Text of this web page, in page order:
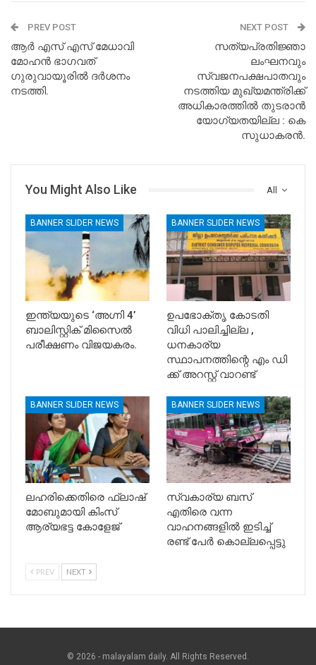
PREV POST
ആർ എസ് എസ് മേധാവി
മോഹൻ ഭാഗവത്
ഗുരുവായൂരിൽ ദർശനം
നടത്തി.
NEXT POST
സത്യപ്രതിജ്ഞാ
ലംഘനവും
സ്വജനപക്ഷപാതവും
നടത്തിയ മുഖ്യമന്ത്രിക്ക്
അധികാരത്തില്‍ തുടരാന്‍
യോഗ്യതയില്ല : കെ
സുധാകരന്‍.
All
You Might Also Like
BANNER SLIDER NEWS
ഇന്ത്യയുടെ ‘അഗ്നി 4’
ബാലിസ്റ്റിക് മിസൈൽ
പരീക്ഷണം വിജയകരം.
BANNER SLIDER NEWS
ഉപഭോക്തൃ കോടതി
വിധി പാലിച്ചില്ല ,
ധനകാര്യ
സ്ഥാപനത്തിന്റെ എം ഡി
ക്ക് അറസ്റ്റ് വാറണ്ട്
BANNER SLIDER NEWS
ലഹരിക്കെതിരെ ഫ്ലാഷ്
മോബുമായി കിംസ്
ആര്യഭട്ട കോളേജ്
BANNER SLIDER NEWS
സ്വകാര്യ ബസ്
എതിരെ വന്ന
വാഹനങ്ങളിൽ ഇടിച്ച്
രണ്ട് പേർ കൊല്ലപ്പെട്ടു
PREV NEXT
© 2026 - malayalam daily. All Rights Reserved.